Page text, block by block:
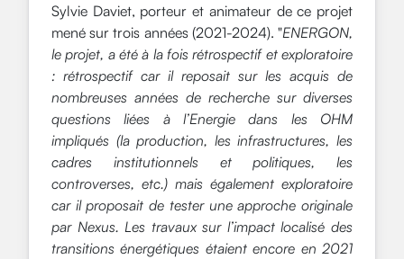
Sylvie Daviet, porteur et animateur de ce projet
mené sur trois années (2021-2024). "ENERGON,
le projet, a été à la fois rétrospectif et exploratoire
: rétrospectif car il reposait sur les acquis de
nombreuses années de recherche sur diverses
questions liées à l’Energie dans les OHM
impliqués (la production, les infrastructures, les
cadres institutionnels et politiques, les
controverses, etc.) mais également exploratoire
car il proposait de tester une approche originale
par Nexus. Les travaux sur l’impact localisé des
transitions énergétiques étaient encore en 2021